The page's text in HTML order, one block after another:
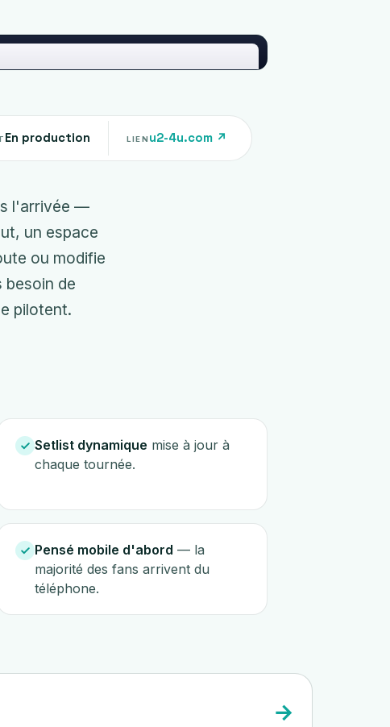
En production LIEN u2-4u.com ↗
l'arrivée —
un espace
ou modifie
besoin de
pilotent.
Setlist dynamique mise à jour à
chaque tournée.
Pensé mobile d'abord — la
majorité des fans arrivent du
téléphone.
→